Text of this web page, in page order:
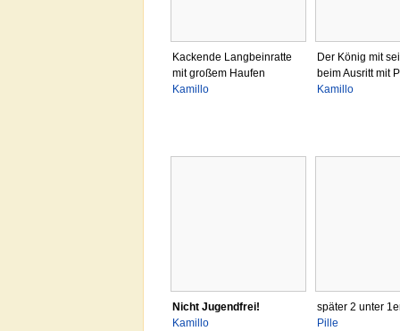
Kackende Langbeinratte
mit großem Haufen
Kamillo
Der König mit
beim Ausritt mit
Kamillo
Nicht Jugendfrei!
Kamillo
später 2 unter
Pille